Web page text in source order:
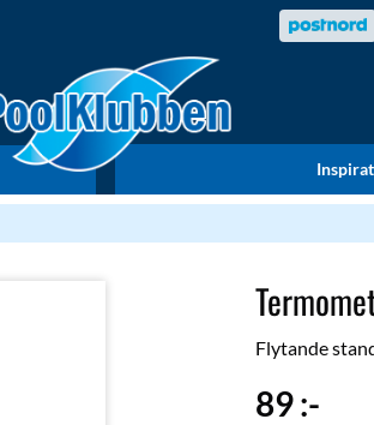
Flytande
89:-